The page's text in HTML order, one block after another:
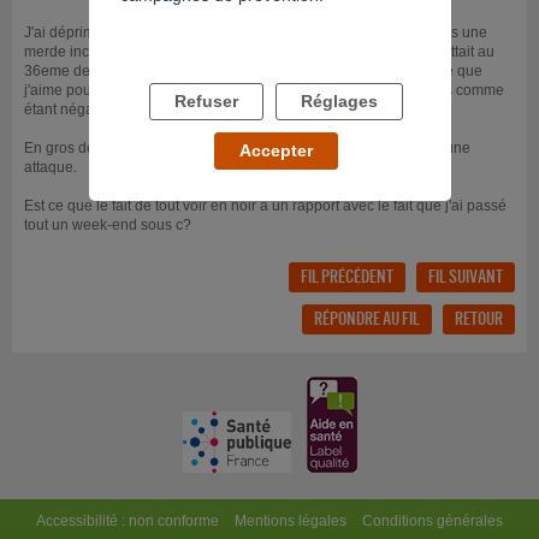
J'ai déprimé toute cette semaine, me répétant en boucle que j'étais une
merde incapable de gérer ma vie, la moindre réflexion pro me mettait au
36eme dessous et j'ai eu une grosse envie de quitter mon homme que
j'aime pourtant à la folie, interprétant le moindre de ses messages comme
étant négatif.
En gros dès qu'on me disait quelque chose je le prenais comme une
attaque.
Est ce que le fait de tout voir en noir a un rapport avec le fait que j'ai passé
tout un week-end sous c?
FIL PRÉCÉDENT FIL SUIVANT
RÉPONDRE AU FIL RETOUR
Accessibilité : non conforme Mentions légales
Conditions générales
Refuser Réglages
Accepter